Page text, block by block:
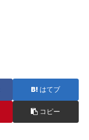
はてブ
コピー